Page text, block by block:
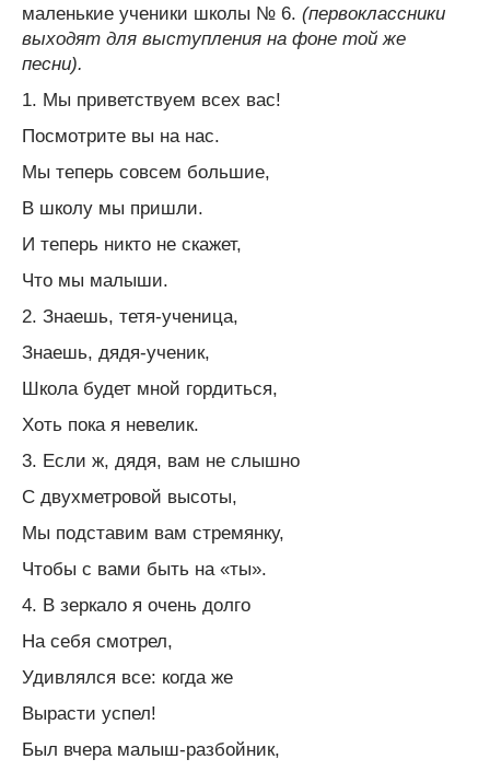
маленькие ученики школы № 6. (первоклассники
выходят для выступления на фоне той же
песни).
1. Мы приветствуем всех вас!
Посмотрите вы на нас.
Мы теперь совсем большие,
В школу мы пришли.
И теперь никто не скажет,
Что мы малыши.
2. Знаешь, тетя-ученица,
Знаешь, дядя-ученик,
Школа будет мной гордиться,
Хоть пока я невелик.
3. Если ж, дядя, вам не слышно
С двухметровой высоты,
Мы подставим вам стремянку,
Чтобы с вами быть на «ты».
4. В зеркало я очень долго
На себя смотрел,
Удивлялся все: когда же
Вырасти успел!
Был вчера малыш-разбойник,